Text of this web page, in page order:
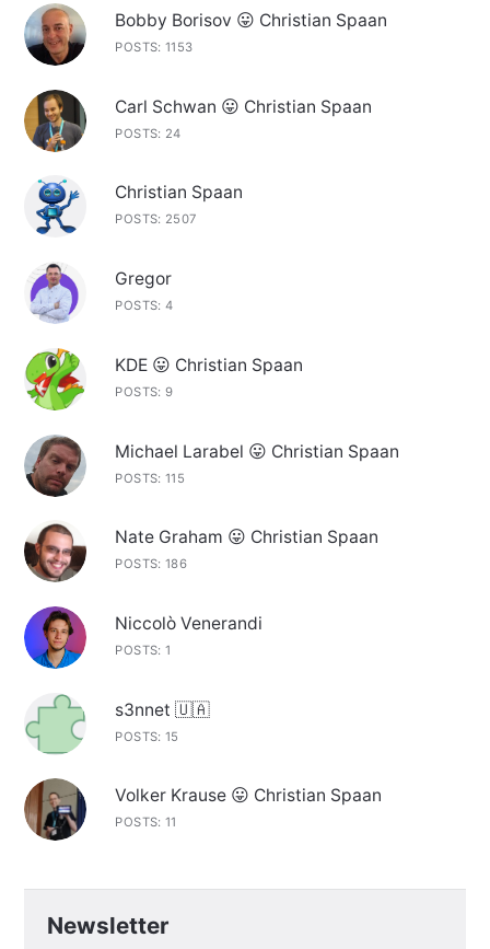
Bobby Borisov 😛 Christian Spaan
POSTS: 1153
Carl Schwan 😛 Christian Spaan
POSTS: 24
Christian Spaan
POSTS: 2507
Gregor
POSTS: 4
KDE 😛 Christian Spaan
POSTS: 9
Michael Larabel 😛 Christian Spaan
POSTS: 115
Nate Graham 😛 Christian Spaan
POSTS: 186
Niccolò Venerandi
POSTS: 1
s3nnet 🇺🇦
POSTS: 15
Volker Krause 😛 Christian Spaan
POSTS: 11
Newsletter